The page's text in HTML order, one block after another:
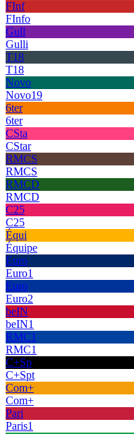
FInf
FInfo
Gull
Gulli
T18
T18
Novo
Novo19
6ter
6ter
CSta
CStar
RMCS
RMCS
RMCD
RMCD
C25
C25
Équi
Équipe
Euro
Euro1
Euro
Euro2
beIN
beIN1
RMC1
RMC1
C+Sp
C+Spt
Com+
Com+
Pari
Paris1